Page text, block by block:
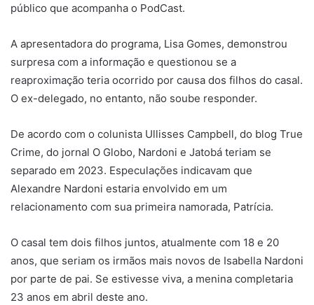
público que acompanha o PodCast.
A apresentadora do programa, Lisa Gomes, demonstrou
surpresa com a informação e questionou se a
reaproximação teria ocorrido por causa dos filhos do casal.
O ex-delegado, no entanto, não soube responder.
De acordo com o colunista Ullisses Campbell, do blog True
Crime, do jornal O Globo, Nardoni e Jatobá teriam se
separado em 2023. Especulações indicavam que
Alexandre Nardoni estaria envolvido em um
relacionamento com sua primeira namorada, Patrícia.
O casal tem dois filhos juntos, atualmente com 18 e 20
anos, que seriam os irmãos mais novos de Isabella Nardoni
por parte de pai. Se estivesse viva, a menina completaria
23 anos em abril deste ano.